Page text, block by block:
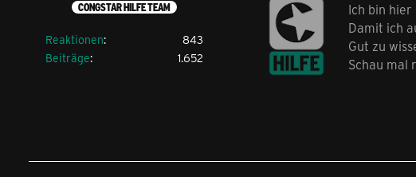
CONGSTAR HILFE TEAM
Reaktionen
843
Beiträge
1.652
Ich bin
Damit ich
Gut zu
Schau mal